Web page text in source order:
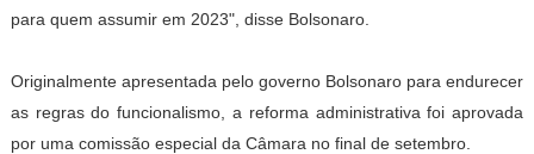
para quem assumir em 2023", disse Bolsonaro.
Originalmente apresentada pelo governo Bolsonaro para endurecer
as regras do funcionalismo, a reforma administrativa foi aprovada
por uma comissão especial da Câmara no final de setembro.